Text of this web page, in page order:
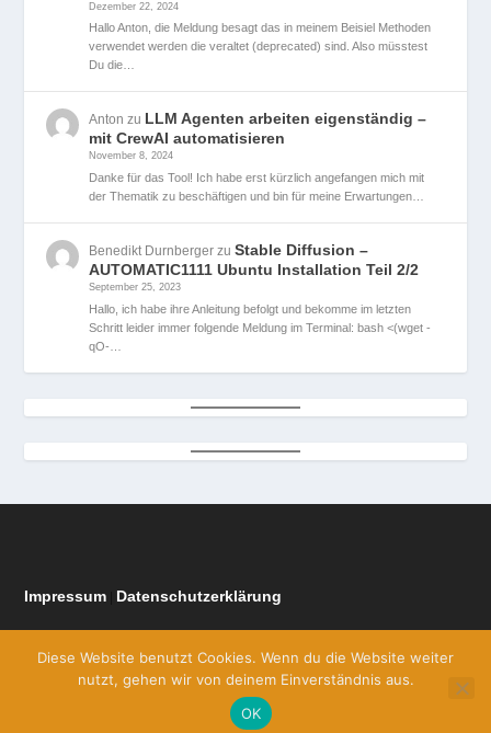
Dezember 22, 2024
Hallo Anton, die Meldung besagt das in meinem Beisiel Methoden
verwendet werden die veraltet (deprecated) sind. Also müsstest
Du die…
Anton zu LLM Agenten arbeiten eigenständig –
mit CrewAI automatisieren
November 8, 2024
Danke für das Tool! Ich habe erst kürzlich angefangen mich mit
der Thematik zu beschäftigen und bin für meine Erwartungen…
Benedikt Durnberger zuStable Diffusion –
AUTOMATIC1111 Ubuntu Installation Teil 2/2
September 25, 2023
Hallo, ich habe ihre Anleitung befolgt und bekomme im letzten
Schritt leider immer folgende Meldung im Terminal: bash <(wget -
qO-…
Impressum Datenschutzerklärung
Elegant Themes| Unterstützt von
Diese Website benutzt Cookies. Wenn du die Website weiter
nutzt, gehen wir von deinem Einverständnis aus.
OK